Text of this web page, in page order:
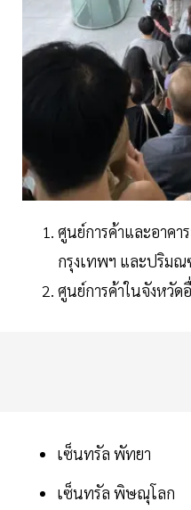
ศูนย์การค้าและอาคา
กรุงเทพฯ และปริม
ศูนย์การค้าในจังหวัด
เซ็นทรัล พัทยา
เซ็นทรัล พิษณุโลก